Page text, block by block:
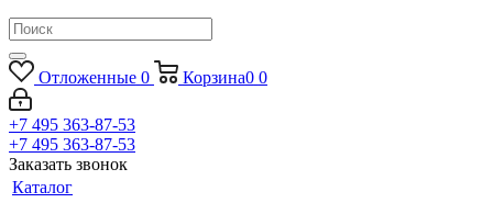
Отложенные 0 Корзина0 0
+7 495 363-87-53
+7 495 363-87-53
Заказать звонок
Каталог